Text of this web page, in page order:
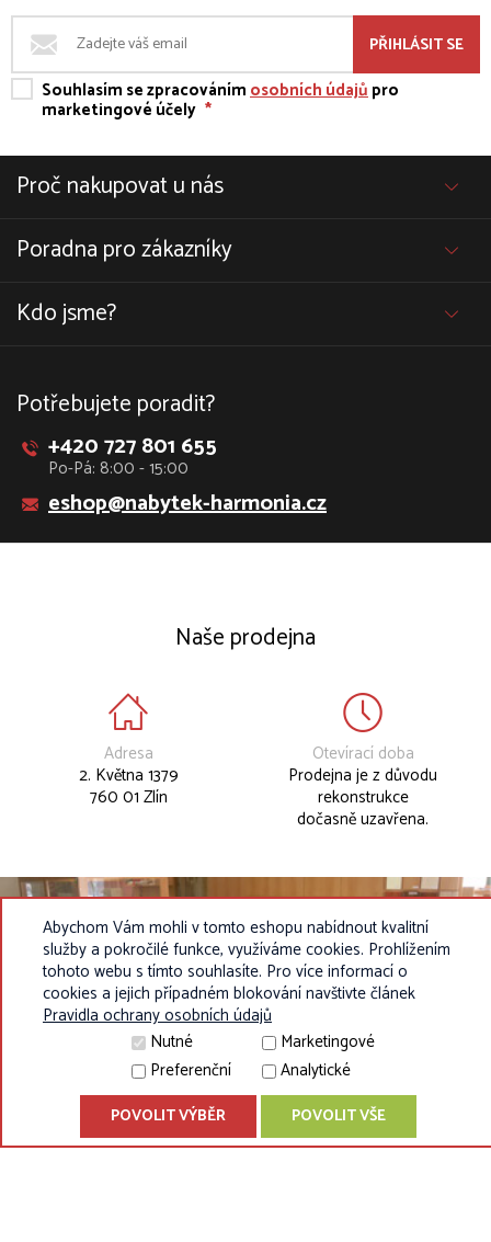
PŘIHLÁSIT SE
Souhlasím se zpracovánímosobních údajůpro
marketingové účely *
Proč nakupovat u nás
Poradna pro zákazníky
Kdo jsme?
Potřebujete poradit?
+420 727 801 655
Po-Pá: 8:00 - 15:00
eshop@nabytek-harmonia.cz
Naše prodejna
Adresa
2. Května 1379
760 01 Zlín
Otevírací doba
Prodejna je z důvodu
rekonstrukce
dočasně uzavřena.
© 2010 - 2026 Eurokosik.cz - vybavení do dětských pokojíků |
ShopSys
Enterprise
Abychom Vám mohli v tomto eshopu nabídnout kvalitní
služby a pokročilé funkce, využíváme cookies. Prohlížením
tohoto webu s tímto souhlasíte. Pro více informací o
cookies a jejich případném blokování navštivte článek
Pravidla ochrany osobních údajů
Nutné
Marketingové
Preferenční
Analytické
POVOLIT VÝBĚR POVOLIT VŠE